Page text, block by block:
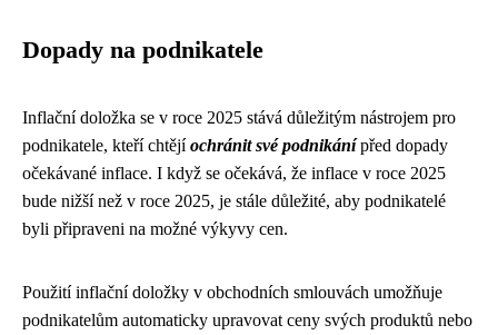
Dopady na podnikatele
Inflační doložka se v roce 2025 stává důležitým nástrojem pro
podnikatele, kteří chtějíochránit své podnikánípřed dopady
očekávané inflace. I když se očekává, že inflace v roce 2025
bude nižší než v roce 2025, je stále důležité, aby podnikatelé
byli připraveni na možné výkyvy cen.
Použití inflační doložky v obchodních smlouvách umožňuje
podnikatelům automaticky upravovat ceny svých produktů nebo